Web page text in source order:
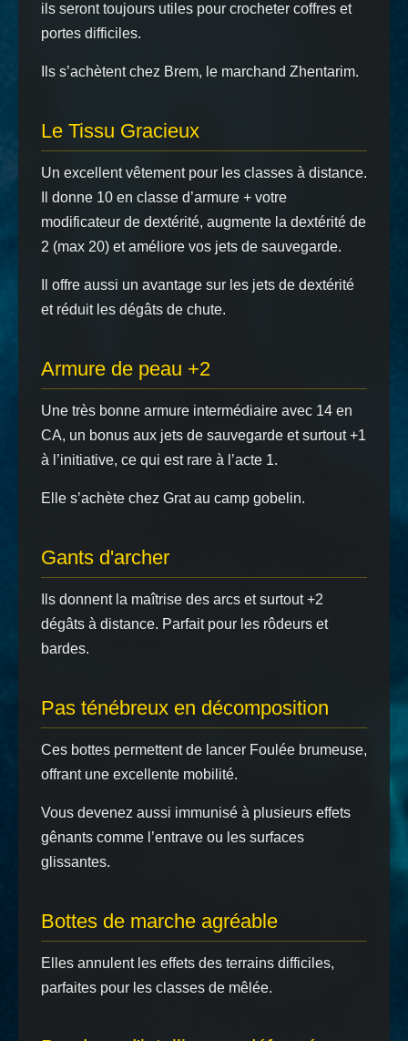
ils seront toujours utiles pour crocheter coffres et
portes difficiles.
Ils s’achètent chez Brem, le marchand Zhentarim.
Le Tissu Gracieux
Un excellent vêtement pour les classes à distance.
Il donne 10 en classe d’armure + votre
modificateur de dextérité, augmente la dextérité de
2 (max 20) et améliore vos jets de sauvegarde.
Il offre aussi un avantage sur les jets de dextérité
et réduit les dégâts de chute.
Armure de peau +2
Une très bonne armure intermédiaire avec 14 en
CA, un bonus aux jets de sauvegarde et surtout +1
à l’initiative, ce qui est rare à l’acte 1.
Elle s’achète chez Grat au camp gobelin.
Gants d'archer
Ils donnent la maîtrise des arcs et surtout +2
dégâts à distance. Parfait pour les rôdeurs et
bardes.
Pas ténébreux en décomposition
Ces bottes permettent de lancer Foulée brumeuse,
offrant une excellente mobilité.
Vous devenez aussi immunisé à plusieurs effets
gênants comme l’entrave ou les surfaces
glissantes.
Bottes de marche agréable
Elles annulent les effets des terrains difficiles,
parfaites pour les classes de mêlée.